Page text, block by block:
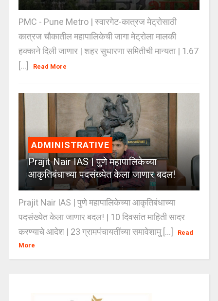
PMC - Pune Metro | स्वारगेट-कात्रज मेट्रोसाठी
कात्रज चौकातील महापालिकेची जागा मेट्रोला मालकी
हक्काने दिली जाणार | शहर सुधारणा समितीची मान्यता | 1.67
[...]
Read More
ADMINISTRATIVE
Prajit Nair IAS | पुणे महापालिकेच्या
आकृतिबंधाच्या पदसंख्येत केला जाणार बदल!
Prajit Nair IAS | पुणे महापालिकेच्या आकृतिबंधाच्या
पदसंख्येत केला जाणार बदल! | 10 दिवसांत माहिती सादर
करण्याचे आदेश | 23 ग्रामपंचायतींच्या समावेशामु [...]
Read
More